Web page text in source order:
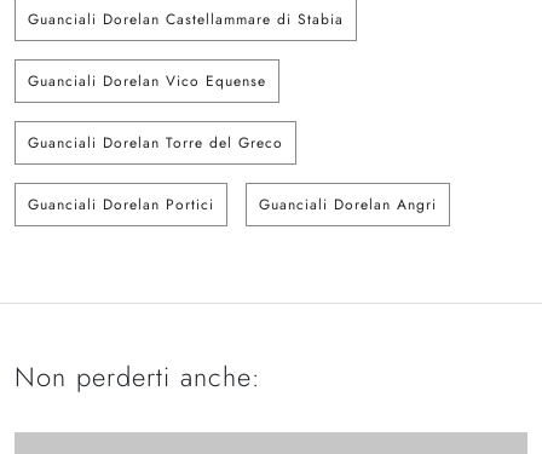
Guanciali Dorelan Castellammare di Stabia
Guanciali Dorelan Vico Equense
Guanciali Dorelan Torre del Greco
Guanciali Dorelan Portici Guanciali Dorelan Angri
Non perderti anche: